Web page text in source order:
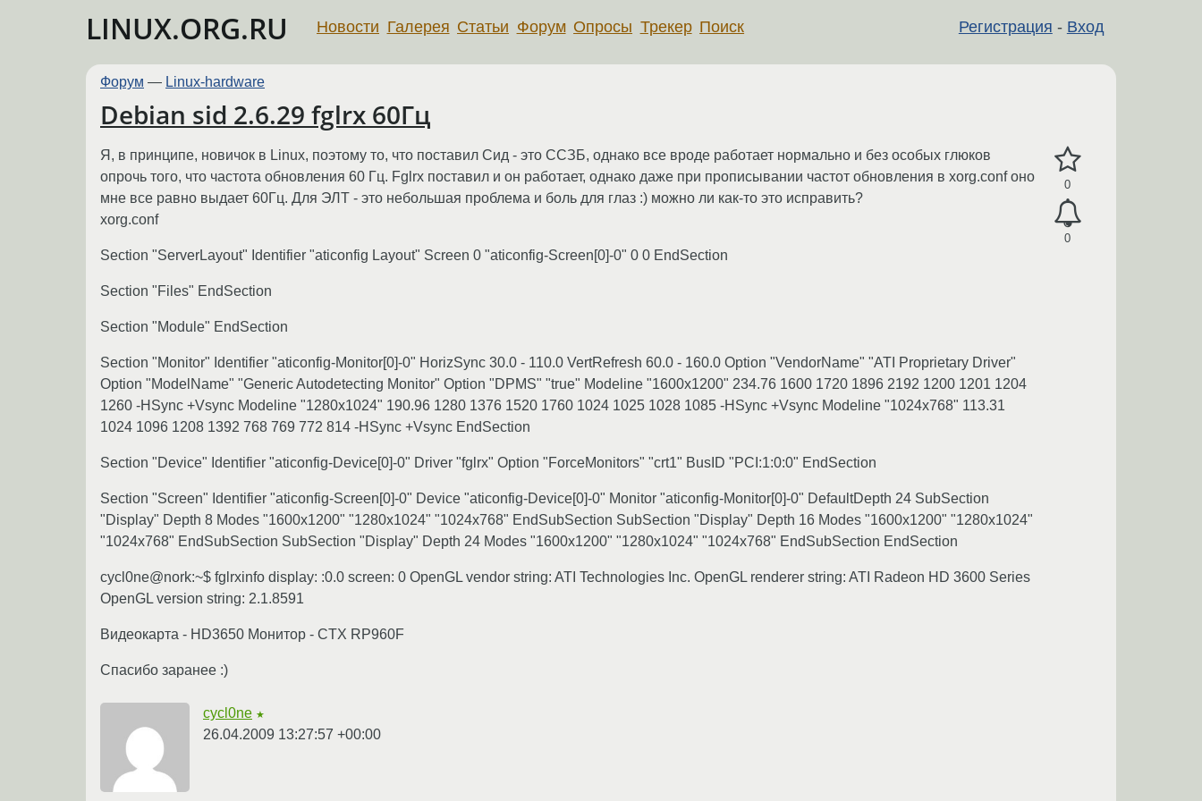
LINUX.ORG.RU Регистрация - Вход
Новости Галерея Статьи Форум Опросы Трекер Поиск
Форум — Linux-hardware
Debian sid 2.6.29 fglrx 60Гц
0
0
Я, в принципе, новичок в Linux, поэтому то, что поставил Сид - это ССЗБ, однако все вроде работает нормально и без особых глюков
опрочь того, что частота обновления 60 Гц. Fglrx поставил и он работает, однако даже при прописывании частот обновления в xorg.conf оно
мне все равно выдает 60Гц. Для ЭЛТ - это небольшая проблема и боль для глаз :) можно ли как-то это исправить?
xorg.conf
Section "ServerLayout" Identifier "aticonfig Layout" Screen 0 "aticonfig-Screen[0]-0" 0 0 EndSection
Section "Files" EndSection
Section "Module" EndSection
Section "Monitor" Identifier "aticonfig-Monitor[0]-0" HorizSync 30.0 - 110.0 VertRefresh 60.0 - 160.0 Option "VendorName" "ATI Proprietary Driver"
Option "ModelName" "Generic Autodetecting Monitor" Option "DPMS" "true" Modeline "1600x1200" 234.76 1600 1720 1896 2192 1200 1201 1204
1260 -HSync +Vsync Modeline "1280x1024" 190.96 1280 1376 1520 1760 1024 1025 1028 1085 -HSync +Vsync Modeline "1024x768" 113.31
1024 1096 1208 1392 768 769 772 814 -HSync +Vsync EndSection
Section "Device" Identifier "aticonfig-Device[0]-0" Driver "fglrx" Option "ForceMonitors" "crt1" BusID "PCI:1:0:0" EndSection
Section "Screen" Identifier "aticonfig-Screen[0]-0" Device "aticonfig-Device[0]-0" Monitor "aticonfig-Monitor[0]-0" DefaultDepth 24 SubSection
"Display" Depth 8 Modes "1600x1200" "1280x1024" "1024x768" EndSubSection SubSection "Display" Depth 16 Modes "1600x1200" "1280x1024"
"1024x768" EndSubSection SubSection "Display" Depth 24 Modes "1600x1200" "1280x1024" "1024x768" EndSubSection EndSection
cycl0ne@nork:~$ fglrxinfo display: :0.0 screen: 0 OpenGL vendor string: ATI Technologies Inc. OpenGL renderer string: ATI Radeon HD 3600 Series
OpenGL version string: 2.1.8591
Видеокарта - HD3650 Монитор - CTX RP960F
Спасибо заранее :)
cycl0ne ★
26.04.2009 13:27:57 +00:00